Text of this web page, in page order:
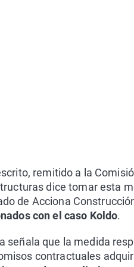
remitido a la
dice tomar esta
de Acciona
con el caso Koldo.
señala que la medida
contractuales